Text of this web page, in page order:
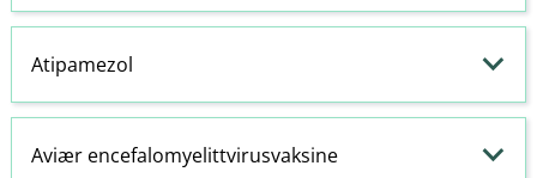
Atipamezol
Aviær encefalomyelittvirusvaksine